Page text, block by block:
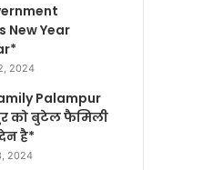
New Year
2024
Palampur
को बुटेल फैमिली
है*
2024